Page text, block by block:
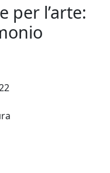
per l’arte: